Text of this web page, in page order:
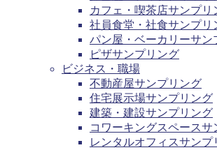
カフェ・喫茶店サンプリ
社員食堂・社食サンプリ
パン屋・ベーカリーサン
ピザサンプリング
ビジネス・職場
不動産屋サンプリング
住宅展示場サンプリング
建築・建設サンプリング
コワーキングスペースサ
レンタルオフィスサンプ